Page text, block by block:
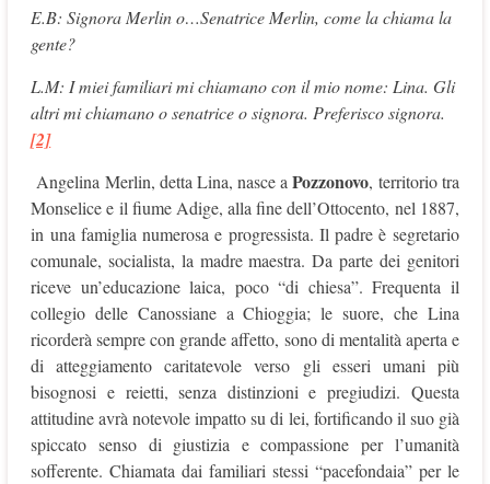
E.B: Signora Merlin o…Senatrice Merlin, come la chiama la
gente?
L.M: I miei familiari mi chiamano con il mio nome: Lina. Gli
altri mi chiamano o senatrice o signora. Preferisco signora.
[2]
Angelina Merlin, detta Lina, nasce aPozzonovo, territorio tra
Monselice e il fiume Adige, alla fine dell’Ottocento, nel 1887,
in una famiglia numerosa e progressista. Il padre è segretario
comunale, socialista, la madre maestra. Da parte dei genitori
riceve un’educazione laica, poco “di chiesa”. Frequenta il
collegio delle Canossiane a Chioggia; le suore, che Lina
ricorderà sempre con grande affetto, sono di mentalità aperta e
di atteggiamento caritatevole verso gli esseri umani più
bisognosi e reietti, senza distinzioni e pregiudizi. Questa
attitudine avrà notevole impatto su di lei, fortificando il suo già
spiccato senso di giustizia e compassione per l’umanità
sofferente. Chiamata dai familiari stessi “pacefondaia” per le